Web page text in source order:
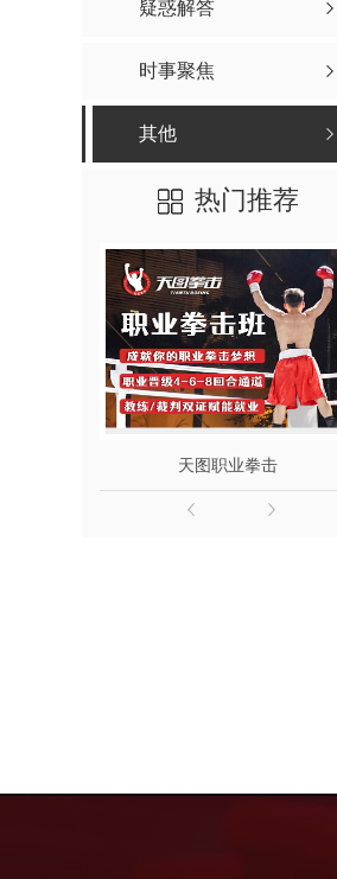
疑惑解答
时事聚焦
其他
热门推荐
天图职业拳击